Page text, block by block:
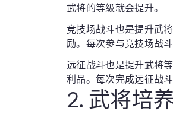
武将的等级就会提升。
竞技场战斗也是提升武
励。每次参与竞技场战
远征战斗也是提升武将
利品。每次完成远征战
2. 武将培